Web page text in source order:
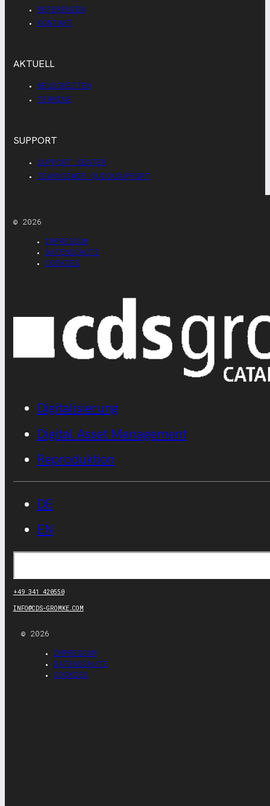
REFERENZEN
KONTAKT
AKTUELL
NEUIGKEITEN
TERMINE
SUPPORT
SUPPORT CENTER
TEAMVIEWER QUICKSUPPORT
© 2026
IMPRESSUM
DATENSCHUTZ
COOKIES
Digitalisierung
Digital Asset Management
Reproduktion
DE
EN
Suchen
+49 341 420550
INFO@CDS-GROMKE.COM
© 2026
IMPRESSUM
DATENSCHUTZ
COOKIES